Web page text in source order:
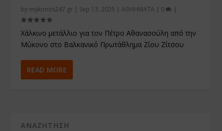
by mykonos247.gr | Sep 13, 2025 |ΑΘΛΗΜΑΤΑ | 0 |
Χάλκινο μετάλλιο για τον Πέτρο Αθανασούλη από την
Μύκονο στο Βαλκανικό Πρωτάθλημα Ζίου Ζίτσου
READ MORE